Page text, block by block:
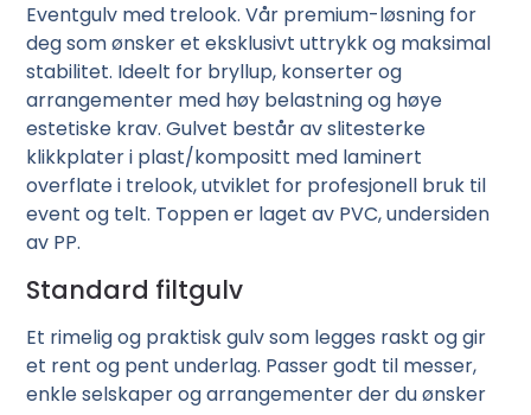
Eventgulv med trelook. Vår premium-løsning for
deg som ønsker et eksklusivt uttrykk og maksimal
stabilitet. Ideelt for bryllup, konserter og
arrangementer med høy belastning og høye
estetiske krav. Gulvet består av slitesterke
klikkplater i plast/kompositt med laminert
overflate i trelook, utviklet for profesjonell bruk til
event og telt. Toppen er laget av PVC, undersiden
av PP.
Standard filtgulv
Et rimelig og praktisk gulv som legges raskt og gir
et rent og pent underlag. Passer godt til messer,
enkle selskaper og arrangementer der du ønsker